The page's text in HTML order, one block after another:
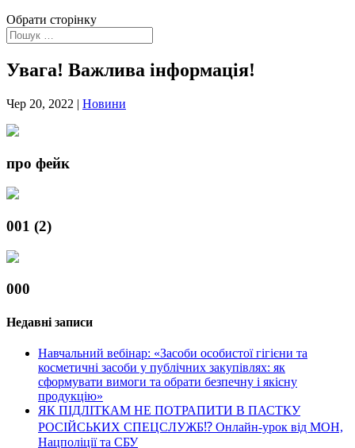
Обрати сторінку
Увага! Важлива інформація!
Чер 20, 2022 | Новини
про фейк
001 (2)
000
Недавні записи
Навчальний вебінар: «Засоби особистої гігієни та
косметичні засоби у публічних закупівлях: як
сформувати вимоги та обрати безпечну і якісну
продукцію»
ЯК ПІДЛІТКАМ НЕ ПОТРАПИТИ В ПАСТКУ
РОСІЙСЬКИХ СПЕЦСЛУЖБ⁉️ Онлайн-урок від МОН,
Нацполіції та СБУ